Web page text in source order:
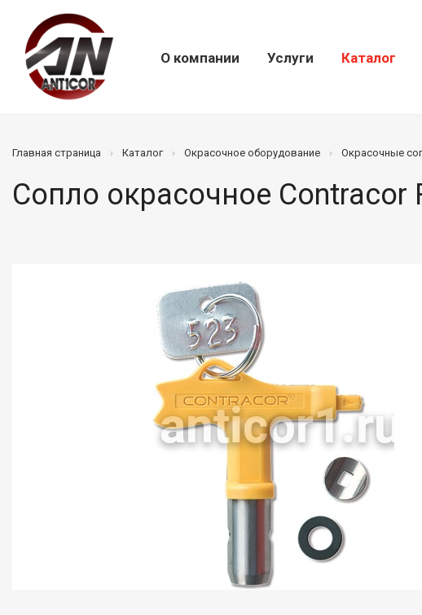
О компании Услуги Каталог
Главная страница Каталог Окрасочное оборудование Окрасочные
Сопло окрасочное Contracor